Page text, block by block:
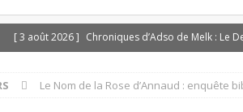
[ 3 août 2026 ] Chroniques d’Adso de Melk : Le
[ 31 juillet 2026 ] Dodecade.com : le vendeur,
Le Nom de la Rose d’Annaud : enquête